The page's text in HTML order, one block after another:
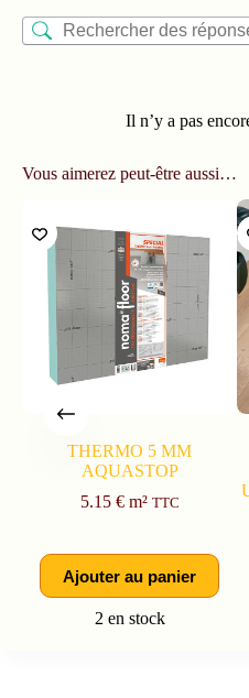
Il n’y a pas
Vous aimerez peut-être aussi…
THERMO 5 MM
AQUASTOP
5.15 €m² TTC
Ajouter au panier
2 en stock